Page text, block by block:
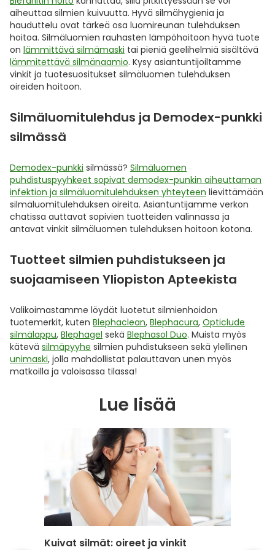
aiheuttaa silmien kuivuutta. Hyvä silmähygienia ja
hauduttelu ovat tärkeä osa luomireunan tulehduksen
hoitoa. Silmäluomien rauhasten lämpöhoitoon hyvä tuote
on lämmittävä silmämaski tai pieniä geelihelmiä sisältävä
lämmitettävä silmänaamio. Kysy asiantuntijoiltamme
vinkit ja tuotesuositukset silmäluomen tulehduksen
oireiden hoitoon.
Silmäluomitulehdus ja Demodex-punkki
silmässä
Demodex-punkki silmässä? Silmäluomen
puhdistuspyyhkeet sopivat demodex-punkin aiheuttaman
infektion ja silmäluomitulehduksen yhteyteen lievittämään
silmäluomitulehduksen oireita. Asiantuntijamme verkon
chatissa auttavat sopivien tuotteiden valinnassa ja
antavat vinkit silmäluomen tulehduksen hoitoon kotona.
Tuotteet silmien puhdistukseen ja
suojaamiseen Yliopiston Apteekista
Valikoimastamme löydät luotetut silmienhoidon
tuotemerkit, kuten Blephaclean, Blephacura, Opticlude
silmälappu, Blephagel sekä Blephasol Duo. Muista myös
kätevä silmäpyyhe silmien puhdistukseen sekä ylellinen
unimaski, jolla mahdollistat palauttavan unen myös
matkoilla ja valoisassa tilassa!
Lue lisää
Kuivat silmät: oireet ja vinkit